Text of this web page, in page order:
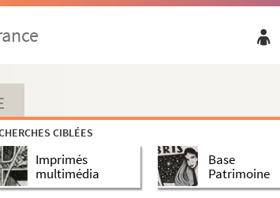
CIBLÉES
Imprimés
multimédia
Base
Patrimoine